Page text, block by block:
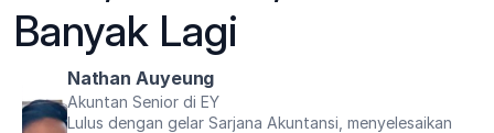
Banyak Lagi
Nathan Auyeung
Akuntan Senior di EY
Lulus dengan gelar Sarjana Akuntansi, menyelesaikan